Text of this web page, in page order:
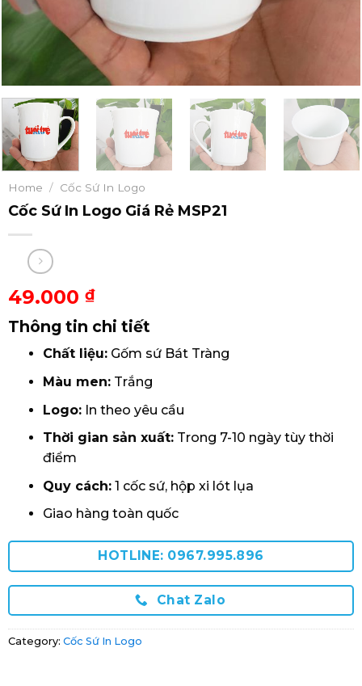
Home / Cốc Sứ In Logo
Cốc Sứ In Logo Giá Rẻ MSP21
49.000 ₫
Thông tin chi tiết
Chất liệu:Gốm sứ Bát Tràng
Màu men:Trắng
Logo:In theo yêu cầu
Thời gian sản xuất:Trong 7-10 ngày tùy thời
điểm
Quy cách:1 cốc sứ, hộp xi lót lụa
Giao hàng toàn quốc
HOTLINE: 0967.995.896
Chat Zalo
Category: Cốc Sứ In Logo